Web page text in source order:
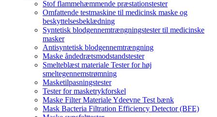
Stof flammehæmmende præstationstester
Omfattende testmaskine til medicinsk maske og
beskyttelsesbeklædning
Syntetisk blodgennemtrængningstester til medicinske
masker
Antisyntetisk blodgennemtrængning
Maske åndedrætsmodstandstester
Smelteblæst materiale Tester for høj
smeltegennemstrømning
Masketilpasningstester
Tester for masketrykforskel
Maske Filter Materiale Ydeevne Test bænk
Mask Bacteria Filtration Efficiency Detector (BFE)